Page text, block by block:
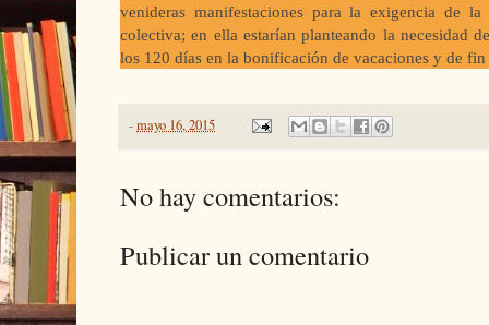
venideras manifestaciones para la exigencia de
colectiva; en ella estarían planteando la necesidad
los 120 días en la bonificación de vacaciones y de fin
-mayo 16, 2015
No hay comentarios:
Publicar un comentario